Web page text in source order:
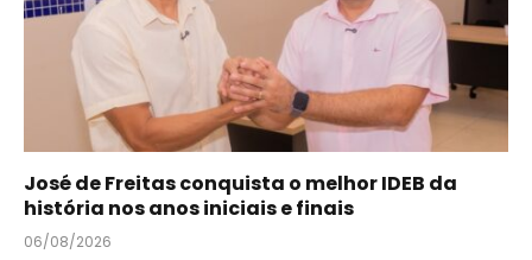
José de Freitas conquista o melhor IDEB da
história nos anos iniciais e finais
06/08/2026